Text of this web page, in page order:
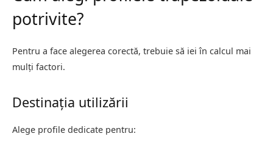
potrivite?
Pentru a face alegerea corectă, trebuie să iei în calcul mai
mulți factori.
Destinația utilizării
Alege profile dedicate pentru: